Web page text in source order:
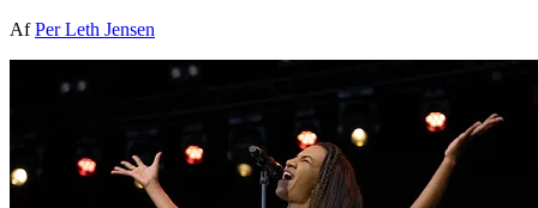
AfPer Leth Jensen